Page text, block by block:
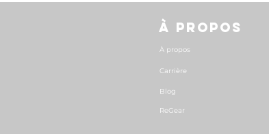
À PROPOS
À propos
Carrière
Blog
ReGear